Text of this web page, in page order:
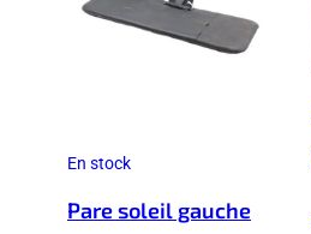
En stock
Pare soleil gauche